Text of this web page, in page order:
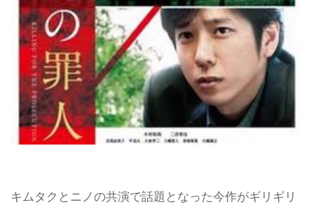
キムタクとニノの共演で話題となった今作がギリギリ